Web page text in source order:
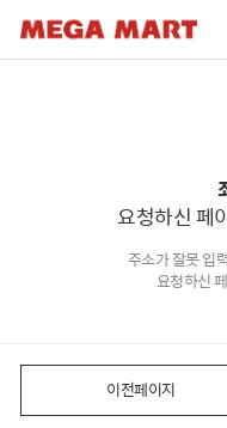
요청하신 페
주소가 잘못 입
요청하신
이전페이지